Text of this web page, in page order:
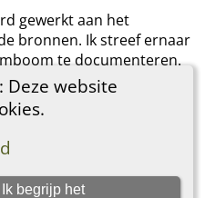
Deze website
Ik begrijp het
gewerkt aan het
bronnen. Ik streef ernaar
te documenteren.
het mij dan weten.
Darrin Lythgoe © 2001-2026.
rechten voorbehouden